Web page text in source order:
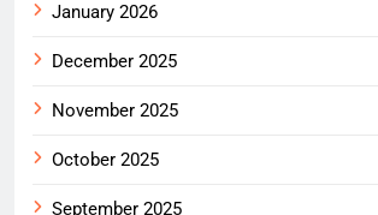
January 2026
December 2025
November 2025
October 2025
September 2025